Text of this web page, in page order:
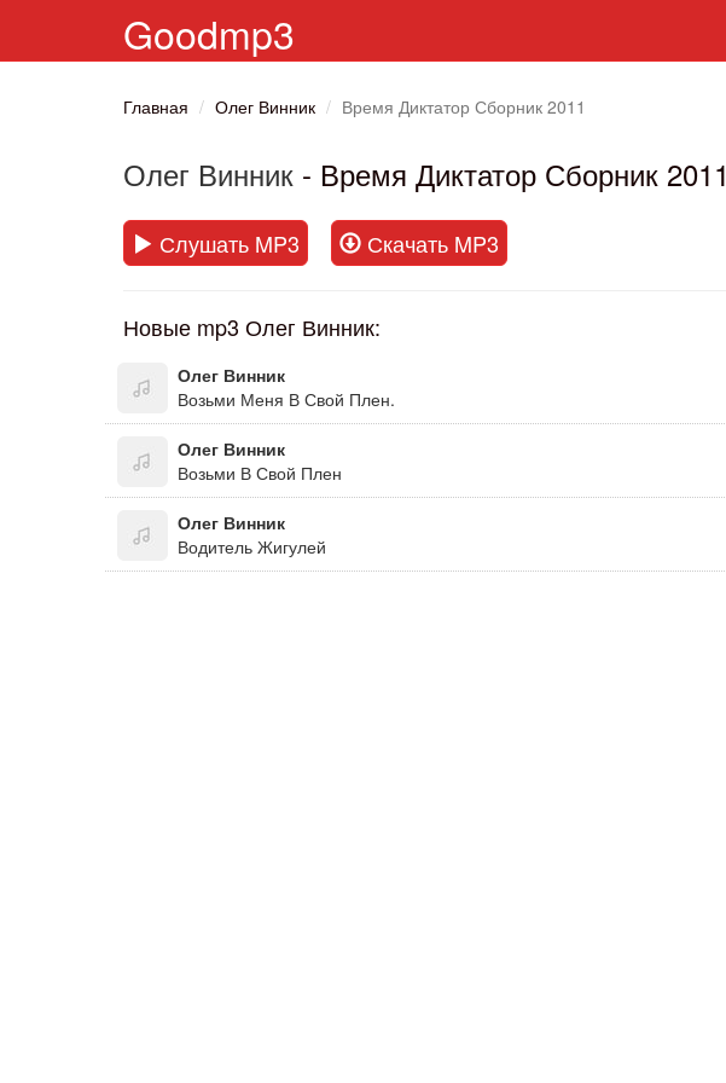
Goodmp3
Главная Олег Винник Время Диктатор Сборник 2011
Олег Винник - Время Диктатор Сборник 2011
Слушать MP3 Скачать MP3
Новые mp3 Олег Винник:
Олег Винник
Возьми Меня В Свой Плен.
Олег Винник
Возьми В Свой Плен
Олег Винник
Водитель Жигулей